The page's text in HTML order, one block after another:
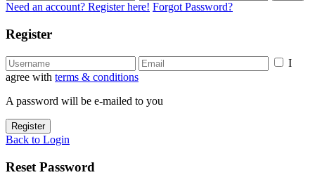
Need an account? Register here! Forgot Password?
Register
I
agree with terms & conditions
A password will be e-mailed to you
Register
Back to Login
Reset Password